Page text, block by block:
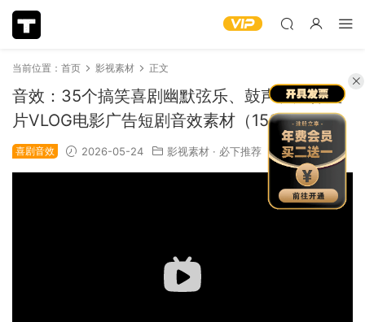
当前位置： 首页 影视素材 正文
音效：35个搞笑喜剧幽默弦乐、鼓声、旋律短
片VLOG电影广告短剧音效素材（15617）
喜剧音效 2026-05-24 影视素材 · 必下推荐 1.49k